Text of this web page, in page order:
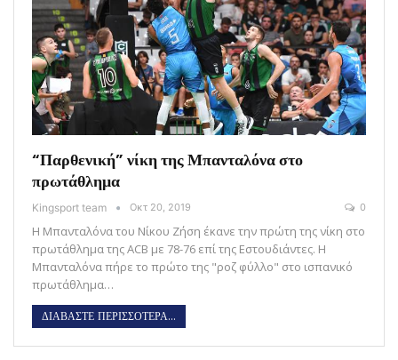
“Παρθενική” νίκη της Μπανταλόνα στο
πρωτάθλημα
Kingsport team Οκτ 20, 2019 0
Η Μπανταλόνα του Νίκου Ζήση έκανε την πρώτη της νίκη στο
πρωτάθλημα της ACB με 78-76 επί της Εστουδιάντες. Η
Μπανταλόνα πήρε το πρώτο της "ροζ φύλλο" στο ισπανικό
πρωτάθλημα…
ΔΙΑΒΑΣΤΕ ΠΕΡΙΣΣΟΤΕΡΑ...